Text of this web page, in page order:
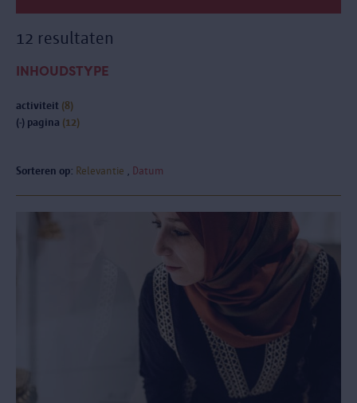
12 resultaten
INHOUDSTYPE
activiteit (8)
(-) pagina (12)
Sorteren op: Relevantie Datum